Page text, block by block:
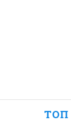
ТОП